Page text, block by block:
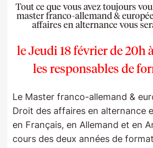
Tout ce que vous avez toujours
master franco-allemand &
affaires en alternance vous
le Jeudi 18 février de 20h
les responsables de
Le Master franco-allemand &
Droit des affaires en alternance
en Français, en Allemand et en
cours des deux années de